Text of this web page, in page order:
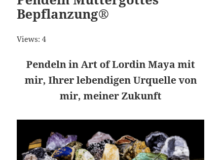
Bepflanzung®
Views: 4
Pendeln in Art of Lordin Maya mit
mir, Ihrer lebendigen Urquelle von
mir, meiner Zukunft